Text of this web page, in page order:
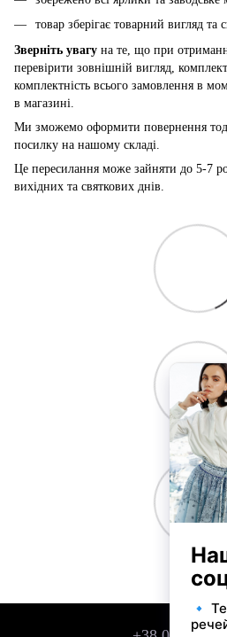
товар зберігає товарний вигляд та
Зверніть увагу на те, що при
перевірити зовнішній вигляд,
комплектність всього замовлення в
в магазині.
Ми зможемо оформити повернення
посилку на нашому складі.
Це пересилання може зайняти до 5-7
вихідних та святкових днів.